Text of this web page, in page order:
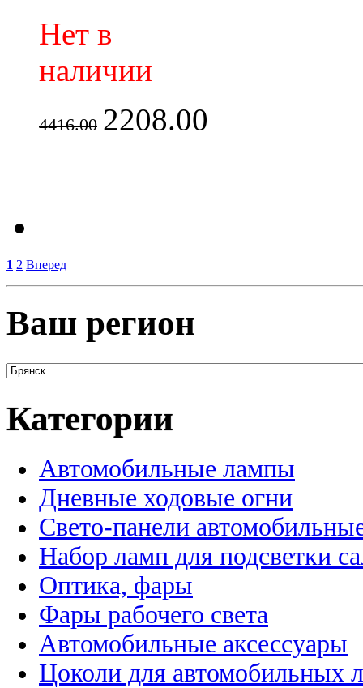
Нет в
наличии
4416.00 2208.00
1 2 Вперед
Ваш регион
Категории
Автомобильные лампы
Дневные ходовые огни
Свето-панели
Набор ламп для подсветки
Оптика, фары
Фары рабочего света
Автомобильные аксессуары
Цоколи для автомобильных